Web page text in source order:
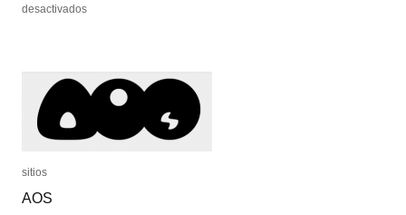
desactivadosen
desactivadosen
sitios
AOS
sitios
AOS